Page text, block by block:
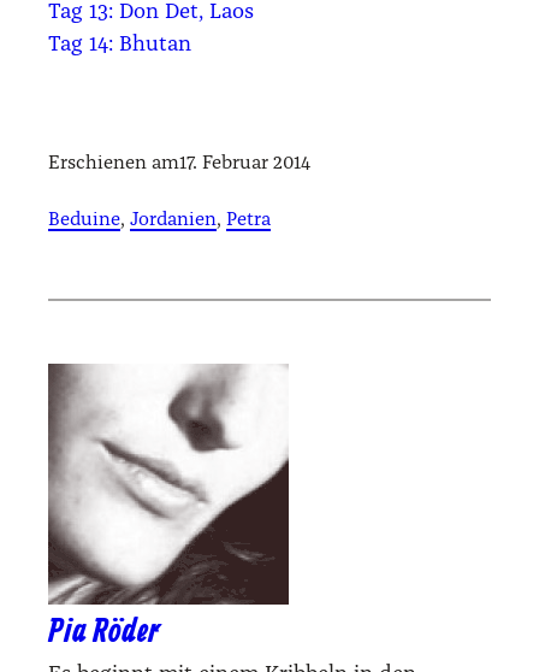
Tag 13: Don Det, Laos
Tag 14: Bhu­tan
Erschienen am17. Februar 2014
Beduine, Jordanien, Petra
Pia Röder